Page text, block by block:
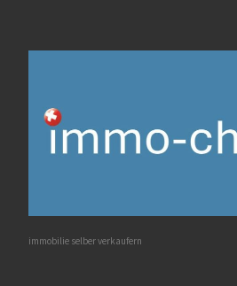
immobilie selber verkaufern